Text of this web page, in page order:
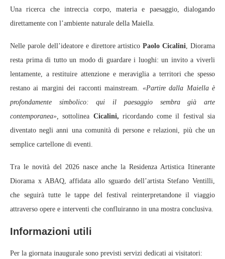
Una ricerca che intreccia corpo, materia e paesaggio, dialogando
direttamente con l’ambiente naturale della Maiella.
Nelle parole dell’ideatore e direttore artisticoPaolo Cicalini , Diorama
resta prima di tutto un modo di guardare i luoghi: un invito a viverli
lentamente, a restituire attenzione e meraviglia a territori che spesso
restano ai margini dei racconti mainstream. «Partire dalla Maiella è
profondamente simbolico: qui il paesaggio sembra già arte
contemporanea»,
sottolinea Cicalini, ricordando come il festival sia
diventato negli anni una comunità di persone e relazioni, più che un
semplice cartellone di eventi.
Tra le novità del 2026 nasce anche la Residenza Artistica Itinerante
Diorama x ABAQ, affidata allo sguardo dell’artista Stefano Ventilli,
che seguirà tutte le tappe del festival reinterpretandone il viaggio
attraverso opere e interventi che confluiranno in una mostra conclusiva.
Informazioni utili
Per la giornata inaugurale sono previsti servizi dedicati ai visitatori: